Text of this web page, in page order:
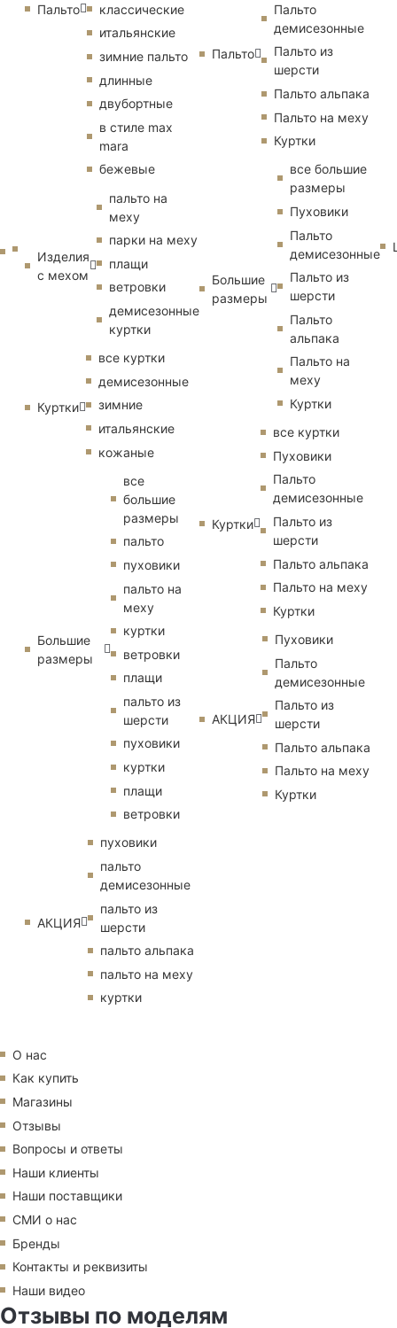
Пальто
классические
итальянские
зимние пальто
длинные
двубортные
в стиле max
mara
бежевые
Изделия
с мехом
пальто на
меху
парки на меху
плащи
ветровки
демисезонные
куртки
Куртки
все куртки
демисезонные
зимние
итальянские
кожаные
Большие
размеры
все
большие
размеры
пальто
пуховики
пальто на
меху
куртки
ветровки
плащи
пальто из
шерсти
пуховики
куртки
плащи
ветровки
АКЦИЯ
пуховики
пальто
демисезонные
пальто из
шерсти
пальто альпака
пальто на меху
куртки
Пальто
Пальто
демисезонные
Пальто из
шерсти
Пальто альпака
Пальто на меху
Куртки
Большие
размеры
все большие
размеры
Пуховики
Пальто
демисезонные
Пальто из
шерсти
Пальто
альпака
Пальто на
меху
Куртки
Куртки
все куртки
Пуховики
Пальто
демисезонные
Пальто из
шерсти
Пальто альпака
Пальто на меху
Куртки
АКЦИЯ
Пуховики
Пальто
демисезонные
Пальто из
шерсти
Пальто альпака
Пальто на меху
Куртки
О нас
Как купить
Магазины
Отзывы
Вопросы и ответы
Наши клиенты
Наши поставщики
СМИ о нас
Бренды
Контакты и реквизиты
Наши видео
Отзывы по моделям